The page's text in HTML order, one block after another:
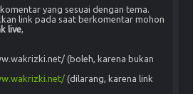
yang sesuai dengan tema.
link pada saat berkomentar mohon
live
(boleh, karena bukan
(dilarang, karena link